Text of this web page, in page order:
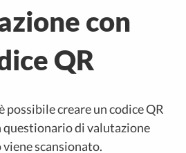
con
QR
possibile creare un codice QR
questionario di valutazione
viene scansionato.